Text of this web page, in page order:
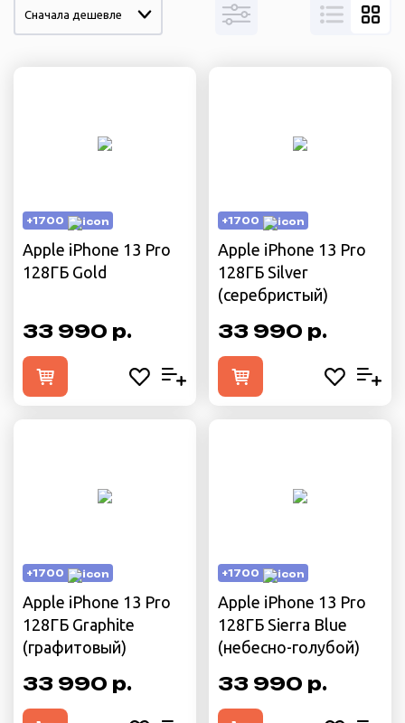
Сначала дешевле
+1700
Apple iPhone 13 Pro
128ГБ Gold
33 990 р.
+1700
Apple iPhone 13 Pro
128ГБ Silver
(cеребристый)
33 990 р.
+1700
Apple iPhone 13 Pro
128ГБ Graphite
(графитовый)
33 990 р.
+1700
Apple iPhone 13 Pro
128ГБ Sierra Blue
(небесно-голубой)
33 990 р.